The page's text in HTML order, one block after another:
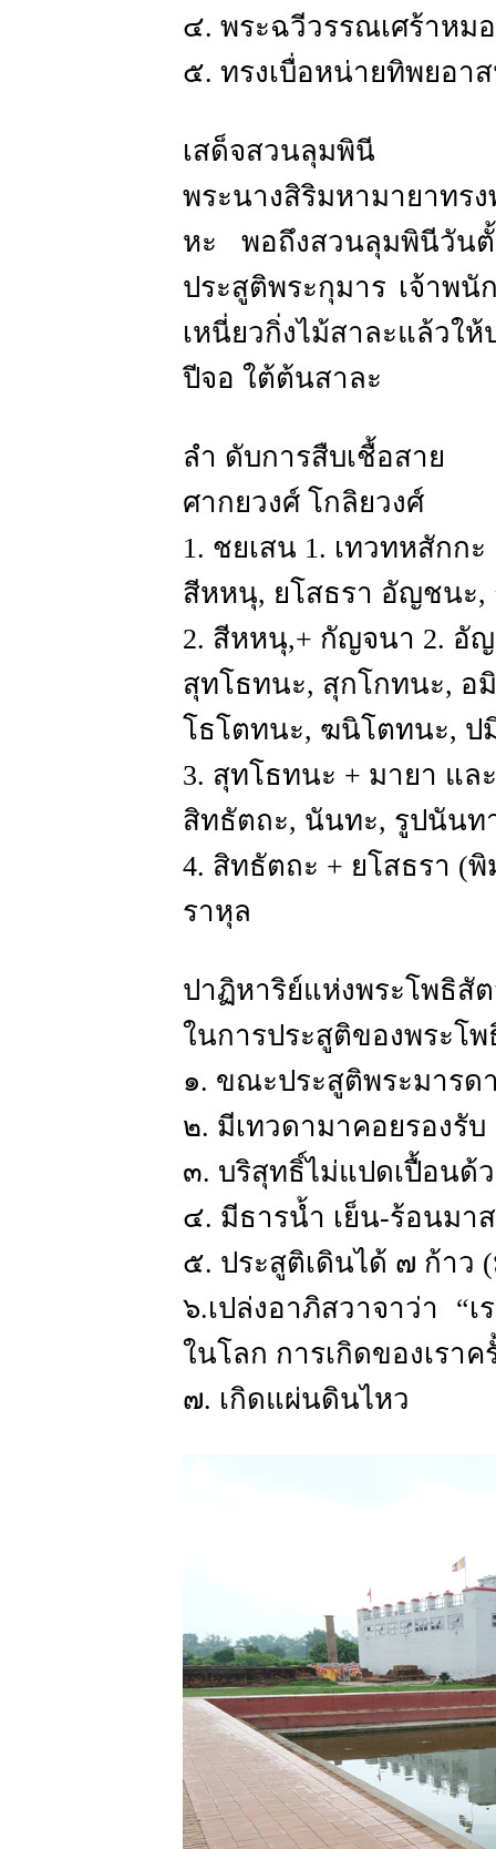
๔. พระฉวีวรรณเศร้าหม
๕. ทรงเบื่อหน่ายทิพยอา
เสด็จสวนลุมพินี
พระนางสิริมหามายาทร
หะ พอถึงสวนลุมพินีวัน
ประสูติพระกุมาร เจ้าพ
เหนี่ยวกิ่งไม้สาละแล้ว
ปีจอ ใต้ต้นสาละ
ลำ ดับการสืบเชื้อสาย
ศากยวงศ์ โกลิยวงศ์
1. ชยเสน 1. เทวทหสักกะ
สีหหนุ, ยโสธรา อัญชนะ
2. สีหหนุ,+ กัญจนา 2. อั
สุทโธทนะ, สุกโกทนะ,
โธโตทนะ, ฆนิโตทนะ,
3. สุทโธทนะ + มายา แล
สิทธัตถะ, นันทะ, รูปนันท
4. สิทธัตถะ + ยโสธรา (
ราหุล
ปาฏิหาริย์แห่งพระโพธิสัต
ในการประสูติของพระโ
๑. ขณะประสูติพระมารด
๒. มีเทวดามาคอยรองรับ
๓. บริสุทธิ์ไม่แปดเปื้อนด้
๔. มีธารน้ำ เย็น-ร้อนมา
๕. ประสูติเดินได้ ๗ ก้าว
๖.เปล่งอาภิสวาจาว่า “
ในโลก การเกิดของเรา
๗. เกิดแผ่นดินไหว